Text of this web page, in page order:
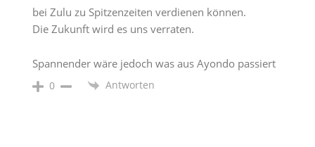
bei Zulu zu Spitzenzeiten verdienen können.
Die Zukunft wird es uns verraten.
Spannender wäre jedoch was aus Ayondo passiert
0 Antworten